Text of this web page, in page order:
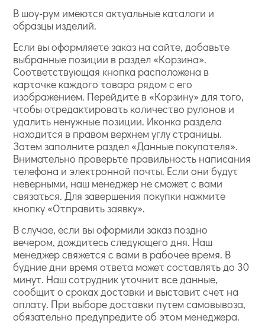
В шоу-рум имеются актуальные каталоги и
образцы изделий.
Если вы оформляете заказ на сайте, добавьте
выбранные позиции в раздел «Корзина».
Соответствующая кнопка расположена в
карточке каждого товара рядом с его
изображением. Перейдите в «Корзину» для того,
чтобы отредактировать количество рулонов и
удалить ненужные позиции. Иконка раздела
находится в правом верхнем углу страницы.
Затем заполните раздел «Данные покупателя».
Внимательно проверьте правильность написания
телефона и электронной почты. Если они будут
неверными, наш менеджер не сможет с вами
связаться. Для завершения покупки нажмите
кнопку «Отправить заявку».
В случае, если вы оформили заказ поздно
вечером, дождитесь следующего дня. Наш
менеджер свяжется с вами в рабочее время. В
будние дни время ответа может составлять до 30
минут. Наш сотрудник уточнит все данные,
сообщит о сроках доставки и выставит счет на
оплату. При выборе доставки путем самовывоза,
обязательно предупредите об этом менеджера.